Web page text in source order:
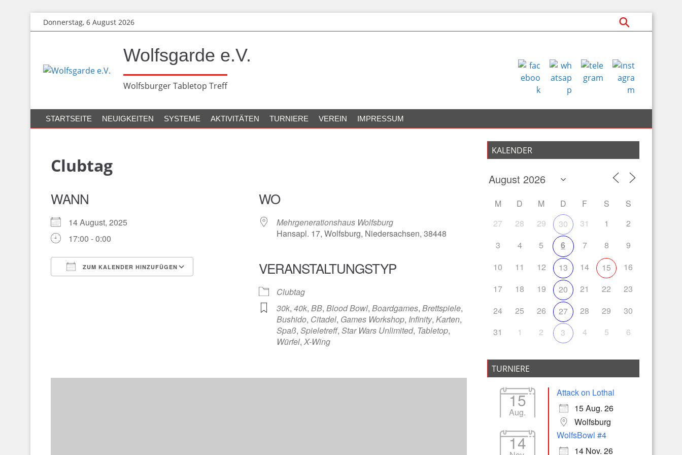
Zum
Hauptinhalt
Donnerstag, 6 August 2026
Wolfsgarde e.V.
Wolfsburger Tabletop Treff
STARTSEITE NEUIGKEITEN SYSTEME AKTIVITÄTEN TURNIERE VEREIN IMPRESSUM
Clubtag
WANN
14 August, 2025
17:00 - 0:00
ZUM KALENDER HINZUFÜGEN
Google Kalender Office 365 Outlook Live
WO
Mehrgenerationshaus Wolfsburg
Hansapl. 17, Wolfsburg, Niedersachsen, 38448
VERANSTALTUNGSTYP
Clubtag
30k, 40k, BB, Blood Bowl, Boardgames, Brettspiele,
Bushido, Citadel, Games Workshop, Infinity, Karten,
Spaß, Spieletreff, Star Wars Unlimited, Tabletop,
Würfel, X-Wing
KALENDER
M D M D F S
S
27
28 29 30 31 1
2
3
4 5 6 7 8
9
10
11 12 13 14 15
16
17
18 19 20 21 22
23
24
25 26 27 28 29
30
31
1 2 3 4 5 6
TURNIERE
15
Aug.
Attack on Lothal
15 Aug. 26
Wolfsburg
14
WolfsBowl #4
14 Nov. 26